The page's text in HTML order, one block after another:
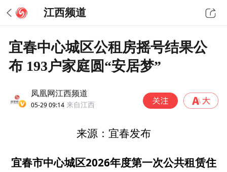
江西频道
宜春中心城区公租房摇号结果公
布 193户家庭圆“安居梦”
凤凰网江西频道
05-29 09:14 来自江西
来源：宜春发布
宜春市中心城区2026年度第一次公共租赁住